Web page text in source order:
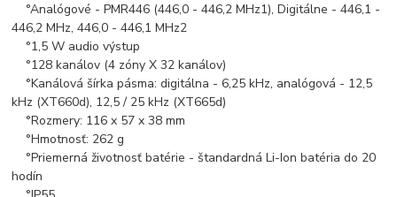
°Analógové - PMR446 (446,0 - 446,2 MHz1), Digitálne - 446,1 -
446,2 MHz, 446,0 - 446,1 MHz2
°1,5 W audio výstup
°128 kanálov (4 zóny X 32 kanálov)
°Kanálová šírka pásma: digitálna - 6,25 kHz, analógová - 12,5
kHz (XT660d), 12,5 / 25 kHz (XT665d)
°Rozmery: 116 x 57 x 38 mm
°Hmotnosť: 262 g
°Priemerná životnosť batérie - štandardná Li-Ion batéria do 20
hodín